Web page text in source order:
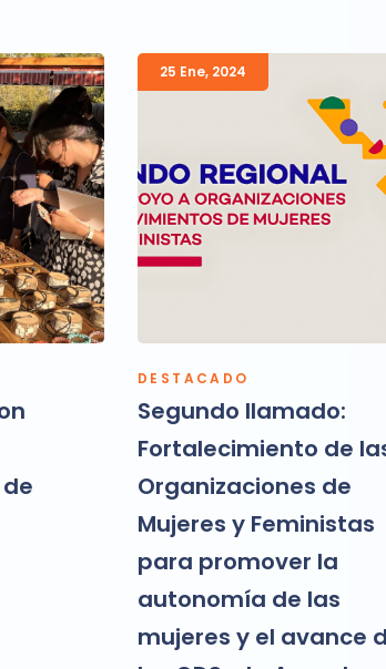
25 Ene, 2024
DESTACADO
Segundo llamado:
Fortalecimiento de
Organizaciones de
Mujeres y Feministas
para promover la
autonomía de las
mujeres y el avance